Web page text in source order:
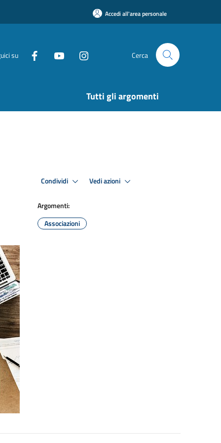
Accedi all'area personale
su Cerca
Tutti gli argomenti
Condividi Vedi azioni
Argomenti:
Associazioni